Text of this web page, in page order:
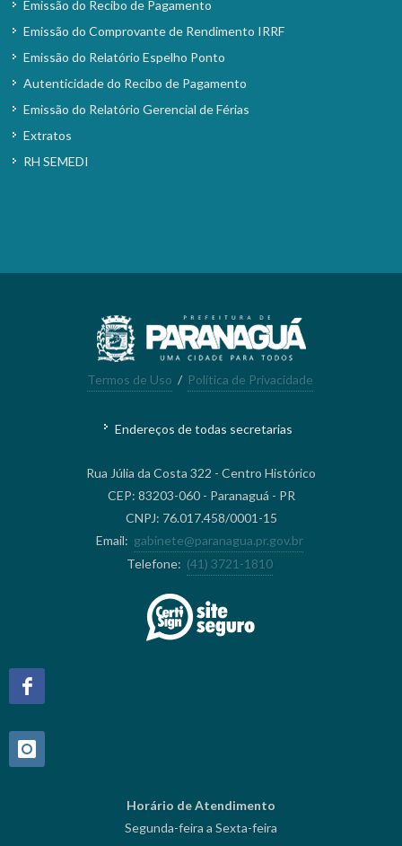
Emissão do Recibo de Pagamento
Emissão do Comprovante de Rendimento IRRF
Emissão do Relatório Espelho Ponto
Autenticidade do Recibo de Pagamento
Emissão do Relatório Gerencial de Férias
Extratos
RH SEMEDI
Termos de Uso / Política de Privacidade
Endereços de todas secretarias
Rua Júlia da Costa 322 - Centro Histórico
CEP: 83203-060 - Paranaguá - PR
CNPJ: 76.017.458/0001-15
Email: gabinete@paranagua.pr.gov.br
Telefone: (41) 3721-1810
Horário de Atendimento
Segunda-feira a Sexta-feira